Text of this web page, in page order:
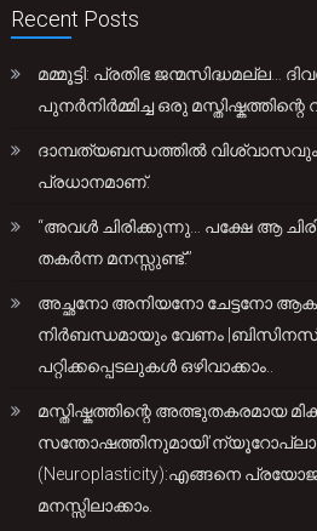
Recent Posts
മമ്മൂട്ടി: പ്രതിഭ ജന്മസിദ്ധമല്ല…
പുനർനിർമ്മിച്ച ഒരു
ദാമ്പത്യബന്ധത്തിൽ
പ്രധാനമാണ്.
“അവൾ ചിരിക്കുന്നു… പക്ഷേ ആ
തകർന്ന മനസ്സുണ്ട്.”
അച്ഛനോ അനിയനോ ചേട്ടനോ
നിർബന്ധമായും വേണം |ബിസിനസ്
പറ്റിക്കപ്പെടലുകൾ ഒഴിവാക്കാം..
മസ്തിഷ്കത്തിന്റെ അത്ഭുതകരമായ
(Neuroplasticity):എങ്ങനെ
മനസ്സിലാക്കാം.